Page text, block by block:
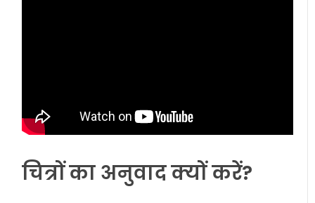
चित्रों का अनुवाद क्यों करें?